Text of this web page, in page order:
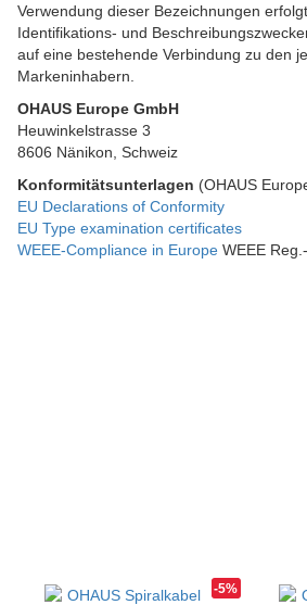
Verwendung dieser Bezeichnungen
Identifikations- und
auf eine bestehende Verbindung zu den
Markeninhabern.
OHAUS Europe GmbH
Heuwinkelstrasse 3
8606 Nänikon, Schweiz
Konformitätsunterlagen (OHAUS
EU Declarations of Conformity
EU Type examination certificates
WEEE-Compliance in Europe WEEE
-5%